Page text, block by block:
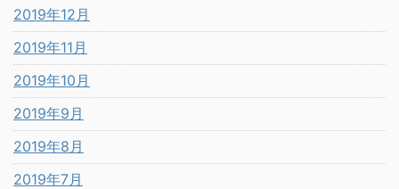
2019年12月
2019年11月
2019年10月
2019年9月
2019年8月
2019年7月